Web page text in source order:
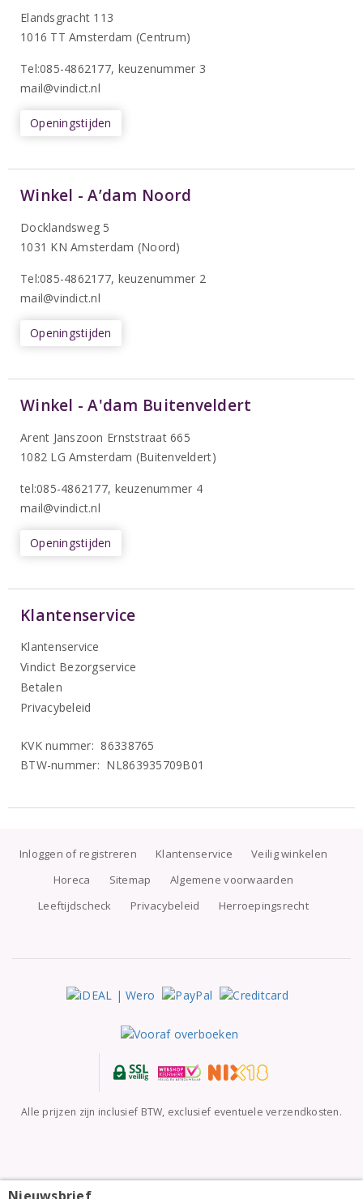
Wijnkist met Domaine de l'Arjolle Côtes de Thongue
Elandsgracht 113
1016 TT Amsterdam (Centrum)
Tel:085-4862177, keuzenummer 3
mail@vindict.nl
Openingstijden
Winkel - A’dam Noord
Docklandsweg 5
1031 KN Amsterdam (Noord)
Tel:085-4862177, keuzenummer 2
mail@vindict.nl
Openingstijden
Winkel - A'dam Buitenveldert
Arent Janszoon Ernststraat 665
1082 LG Amsterdam (Buitenveldert)
tel:085-4862177, keuzenummer 4
mail@vindict.nl
Openingstijden
Klantenservice
Klantenservice
Vindict Bezorgservice
Betalen
Privacybeleid
KVK nummer: 86338765
BTW-nummer: NL863935709B01
Inloggen of registreren Klantenservice
Veilig winkelen
Horeca
Sitemap
Algemene voorwaarden
Leeftijdscheck
Privacybeleid Herroepingsrecht
Alle prijzen zijn inclusief BTW, exclusief eventuele verzendkosten.